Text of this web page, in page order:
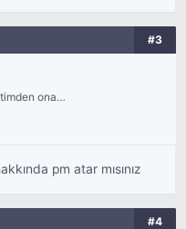
#3
onay
pm atar mısınız
#4